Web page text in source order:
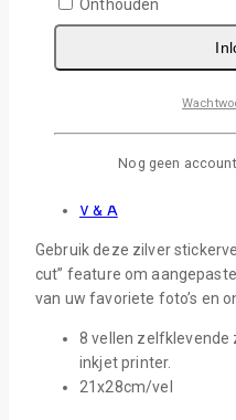
Beschrijving
Extra informatie
V & A
Gebruik deze zilver
cut” feature om
van uw favoriete foto’s en
8 vellen zelfklevende
inkjet printer.
21x28cm/vel
Onthouden
Nog geen